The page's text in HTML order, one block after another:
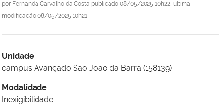
por Fernanda Carvalho da Costa publicado 08/05/2025 10h22, última
modificação 08/05/2025 10h21
Unidade
campus Avançado São João da Barra (158139)
Modalidade
Inexigibilidade